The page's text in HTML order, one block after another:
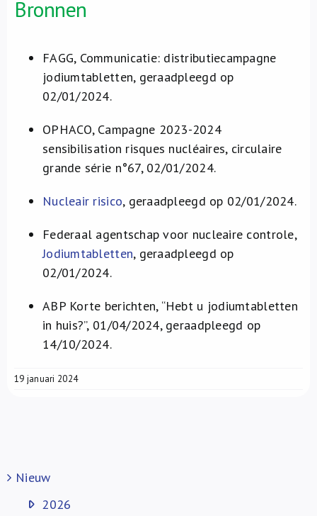
Bronnen
FAGG, Communicatie: distributiecampagne
jodiumtabletten, geraadpleegd op
02/01/2024.
OPHACO, Campagne 2023-2024
sensibilisation risques nucléaires, circulaire
grande série n°67, 02/01/2024.
Nucleair risico, geraadpleegd op 02/01/2024.
Federaal agentschap voor nucleaire controle,
Jodiumtabletten, geraadpleegd op
02/01/2024.
ABP Korte berichten, “Hebt u jodiumtabletten
in huis?”, 01/04/2024, geraadpleegd op
14/10/2024.
19 januari 2024
Nieuw
2026